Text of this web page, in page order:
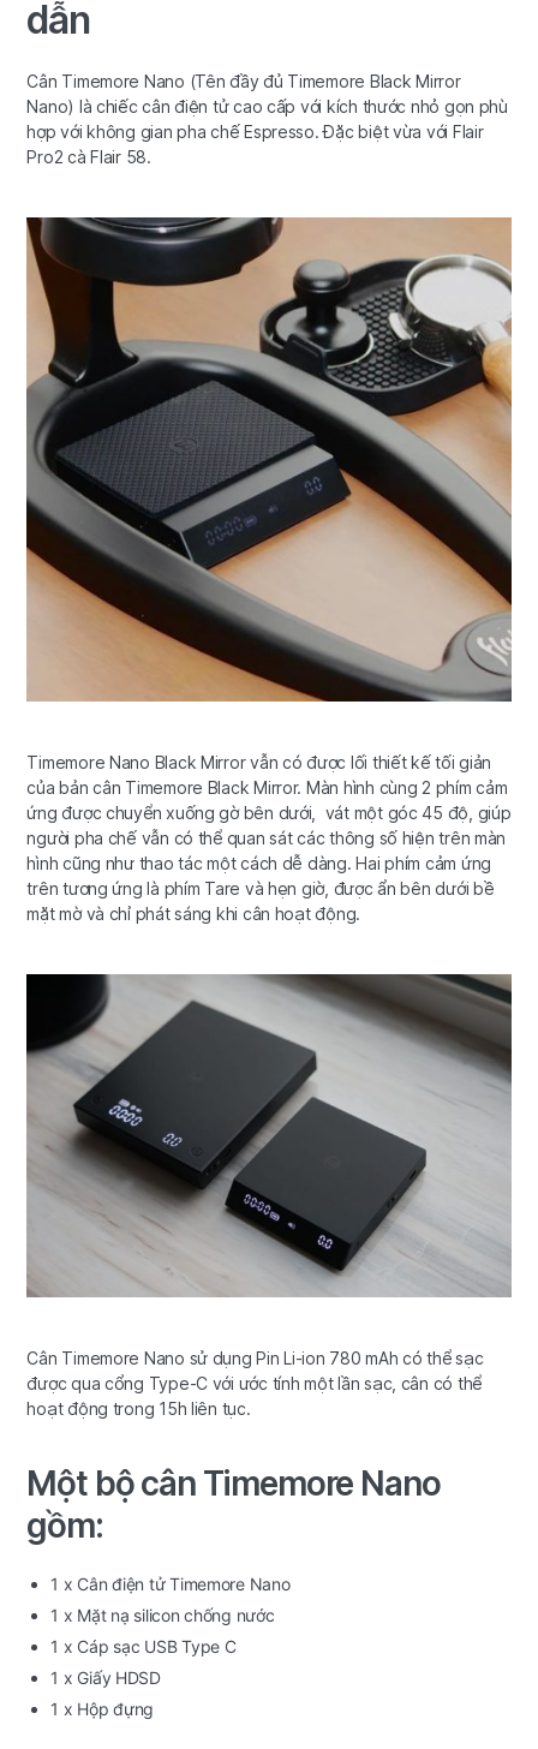
dẫn
Cân Timemore Nano (Tên đầy đủ Timemore Black Mirror
Nano) là chiếc cân điện tử cao cấp với kích thước nhỏ gọn phù
hợp với không gian pha chế Espresso. Đặc biệt vừa với Flair
Pro2 cà Flair 58.
Timemore Nano Black Mirror vẫn có được lối thiết kế tối giản
của bản cân Timemore Black Mirror. Màn hình cùng 2 phím cảm
ứng được chuyển xuống gờ bên dưới, vát một góc 45 độ, giúp
người pha chế vẫn có thể quan sát các thông số hiện trên màn
hình cũng như thao tác một cách dễ dàng. Hai phím cảm ứng
trên tương ứng là phím Tare và hẹn giờ, được ẩn bên dưới bề
mặt mờ và chỉ phát sáng khi cân hoạt động.
Cân Timemore Nano sử dụng Pin Li-ion 780 mAh có thể sạc
được qua cổng Type-C với ước tính một lần sạc, cân có thể
hoạt động trong 15h liên tục.
Một bộ cân Timemore Nano
gồm:
1 x Cân điện tử Timemore Nano
1 x Mặt nạ silicon chống nước
1 x Cáp sạc USB Type C
1 x Giấy HDSD
1 x Hộp đựng